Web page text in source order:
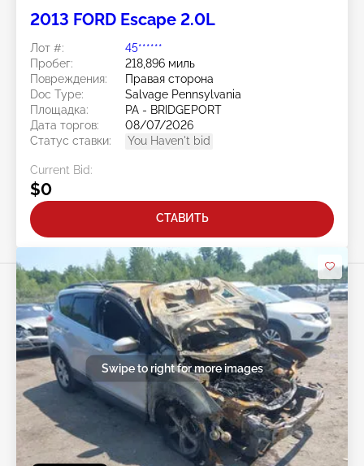
2013 FORD Escape 2.0L
Лот #:
45******
Пробег:
218,896 миль
Повреждения:
Правая сторона
Doc Type:
Salvage Pennsylvania
Площадка:
PA - BRIDGEPORT
Дата торгов:
08/07/2026
Статус ставки:
You Haven't bid
Current Bid:
$0
СТАВИТЬ
Swipe to right for more images